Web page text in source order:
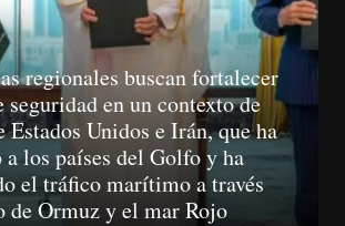
11 de agosto, las empresas ya
llamar a un consumidor sin haber
consentimiento previo